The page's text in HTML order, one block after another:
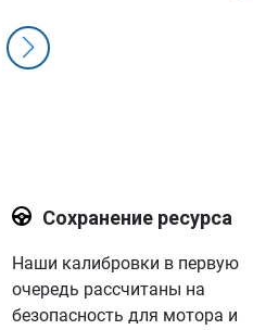
Сохранение ресурса
Наши калибровки в первую
очередь рассчитаны на
безопасность для мотора и